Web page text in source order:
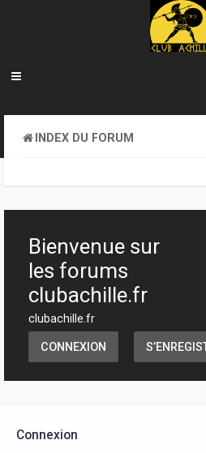
INDEX DU FORUM
Bienvenue sur
les forums
clubachille.fr
clubachille.fr
CONNEXION
Connexion